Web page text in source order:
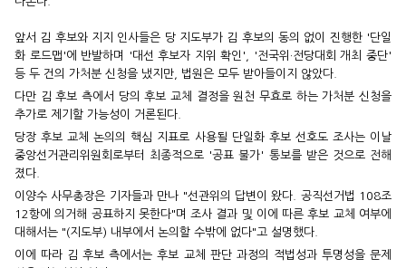
앞서 김 후보와 지지 인사들은 당 지도부가 김 후보의 동의 없이 진행한 '단일
화 로드맵'에 반발하며 '대선 후보자 지위 확인', '전국위·전당대회 개최 중단'
등 두 건의 가처분 신청을 냈지만, 법원은 모두 받아들이지 않았다.
다만 김 후보 측에서 당의 후보 교체 결정을 원천 무효로 하는 가처분 신청을
추가로 제기할 가능성이 거론된다.
당장 후보 교체 논의의 핵심 지표로 사용될 단일화 후보 선호도 조사는 이날
중앙선거관리위원회로부터 최종적으로 '공표 불가' 통보를 받은 것으로 전해
졌다.
이양수 사무총장은 기자들과 만나 "선관위의 답변이 왔다. 공직선거법 108조
12항에 의거해 공표하지 못한다"며 조사 결과 및 이에 따른 후보 교체 여부에
대해서는 "(지도부) 내부에서 논의할 수밖에 없다"고 설명했다.
이에 따라 김 후보 측에서는 후보 교체 판단 과정의 적법성과 투명성을 문제